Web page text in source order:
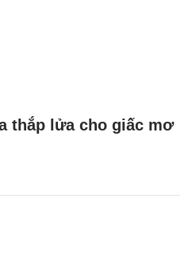
thắp lửa cho giấc mơ